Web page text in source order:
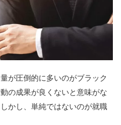
が圧倒的に多いのがブラック
の成果が良くないと意味がな
かし、単純ではないのが就職